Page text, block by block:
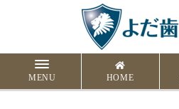
MENU HOME